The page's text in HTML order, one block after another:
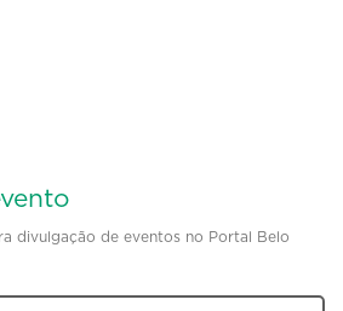
divulgação de eventos no Portal Belo